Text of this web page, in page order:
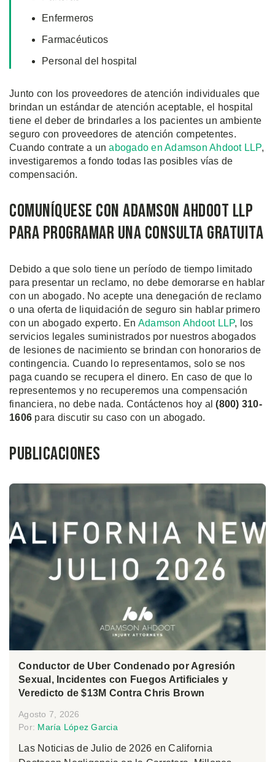
Enfermeros
Farmacéuticos
Personal del hospital
Junto con los proveedores de atención individuales que
brindan un estándar de atención aceptable, el hospital
tiene el deber de brindarles a los pacientes un ambiente
seguro con proveedores de atención competentes.
Cuando contrate a unabogado en Adamson Ahdoot LLP,
investigaremos a fondo todas las posibles vías de
compensación.
Comuníquese con Adamson Ahdoot LLP
para programar una consulta gratuita
Debido a que solo tiene un período de tiempo limitado
para presentar un reclamo, no debe demorarse en hablar
con un abogado. No acepte una denegación de reclamo
o una oferta de liquidación de seguro sin hablar primero
con un abogado experto. En Adamson Ahdoot LLP, los
servicios legales suministrados por nuestros abogados
de lesiones de nacimiento se brindan con honorarios de
contingencia. Cuando lo representamos, solo se nos
paga cuando se recupera el dinero. En caso de que lo
representemos y no recuperemos una compensación
financiera, no debe nada. Contáctenos hoy al(800) 310-
1606 para discutir su caso con un abogado.
Publicaciones
Conductor de Uber Condenado por Agresión
Sexual, Incidentes con Fuegos Artificiales y
Veredicto de $13M Contra Chris Brown
Agosto 7, 2026
Por: María López Garcia
Las Noticias de Julio de 2026 en California